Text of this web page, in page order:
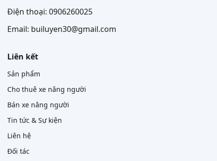
Điện thoại: 0906260025
Email: builuyen30@gmail.com
Liên kết
Sản phẩm
Cho thuê xe nâng người
Bán xe nâng người
Tin tức & Sự kiện
Liên hệ
Đối tác